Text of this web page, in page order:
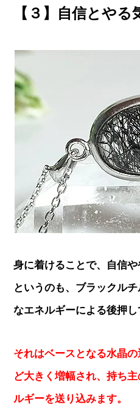
【３】自信とや
身に着けることで、自信
というのも、ブラックル
なエネルギーによる後押し
それはベースとなる水晶
ど大きく増幅され、持ち
ルギーを送り込みます。